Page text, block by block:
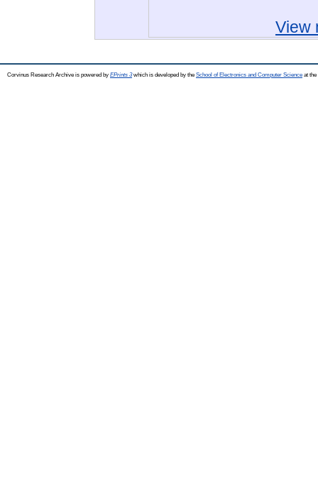
View
Corvinus Research Archive is powered by EPrints 3which is developed by the School of Electronics and Computer Science at